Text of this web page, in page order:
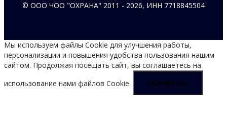
© ООО ЧОО "ОХРАНА" 2011 - 2026, ИНН 7718845504
Мы используем файлы Cookie для улучшения работы,
персонализации и повышения удобства пользования нашим
сайтом. Продолжая посещать сайт, вы соглашаетесь на
использование нами файлов Cookie.
ПОНЯТНО